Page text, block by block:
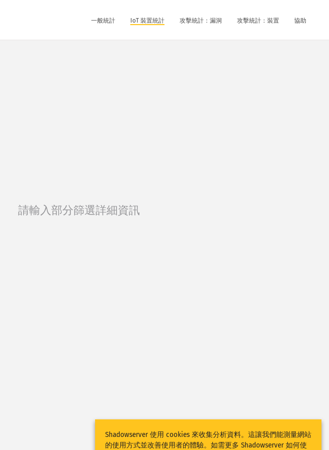
一般統計 IoT 裝置統計 攻擊統計：漏洞 攻擊統計：裝置 協助
請輸入部分篩選詳細資訊
Shadowserver 使用 cookies 來收集分析資料。這讓我們能測量網站
的使用方式並改善使用者的體驗。如需更多 Shadowserver 如何使